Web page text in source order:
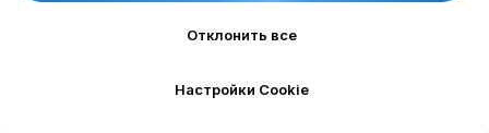
полностью обработать от клещей приусадебный
Отклонить все
Настройки Cookie